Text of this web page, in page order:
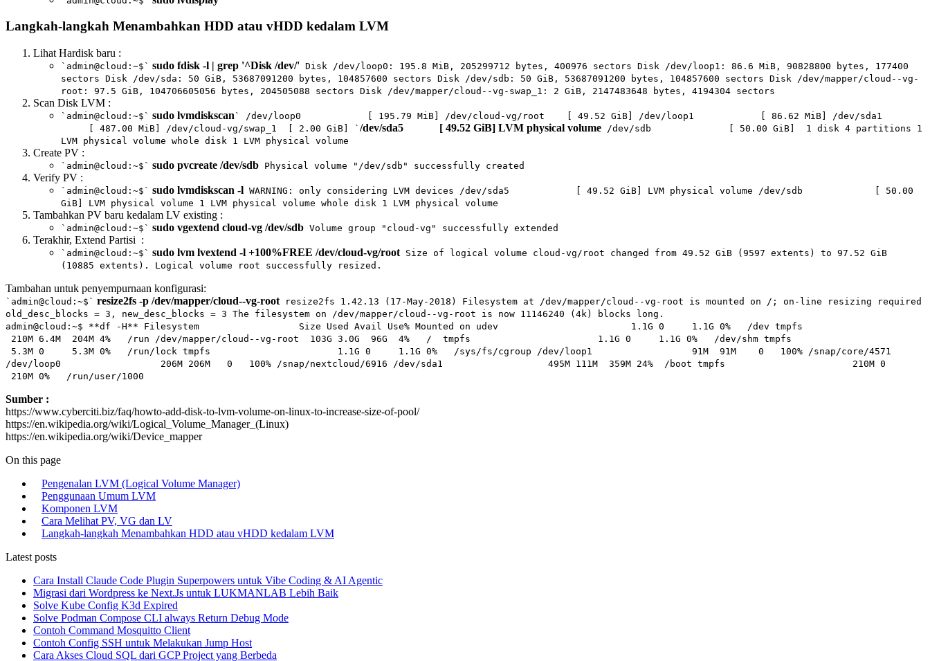
Langkah-langkah Menambahkan HDD atau vHDD kedalam LVM
Lihat Hardisk baru :
`admin@cloud:~$` sudo fdisk -l | grep '^Disk /dev/' Disk /dev/loop0: 195.8 MiB, 205299712 bytes, 400976 sectors Disk /dev/loop1: 86.6 MiB, 90828800 bytes, 177400
sectors Disk /dev/sda: 50 GiB, 53687091200 bytes, 104857600 sectors Disk /dev/sdb: 50 GiB, 53687091200 bytes, 104857600 sectors Disk /dev/mapper/cloud--vg-
root: 97.5 GiB, 104706605056 bytes, 204505088 sectors Disk /dev/mapper/cloud--vg-swap_1: 2 GiB, 2147483648 bytes, 4194304 sectors
Scan Disk LVM :
`admin@cloud:~$` sudo lvmdiskscan ` /dev/loop0 [ 195.79 MiB] /dev/cloud-vg/root [ 49.52 GiB] /dev/loop1 [ 86.62 MiB] /dev/sda1
[ 487.00 MiB] /dev/cloud-vg/swap_1 [ 2.00 GiB] ` /dev/sda5 [ 49.52 GiB] LVM physical volume /dev/sdb [ 50.00 GiB] 1 disk 4 partitions 1
LVM physical volume whole disk 1 LVM physical volume
Create PV :
`admin@cloud:~$` sudo pvcreate /dev/sdb Physical volume "/dev/sdb" successfully created
Verify PV :
`admin@cloud:~$` sudo lvmdiskscan -l WARNING: only considering LVM devices /dev/sda5 [ 49.52 GiB] LVM physical volume /dev/sdb [ 50.00
GiB] LVM physical volume 1 LVM physical volume whole disk 1 LVM physical volume
Tambahkan PV baru kedalam LV existing :
`admin@cloud:~$` sudo vgextend cloud-vg /dev/sdb Volume group "cloud-vg" successfully extended
Terakhir, Extend Partisi :
`admin@cloud:~$` sudo lvm lvextend -l +100%FREE /dev/cloud-vg/rootSize of logical volume cloud-vg/root changed from 49.52 GiB (9597 extents) to 97.52 GiB
(10885 extents). Logical volume root successfully resized.
Tambahan untuk penyempurnaan konfigurasi:
`admin@cloud:~$` resize2fs -p /dev/mapper/cloud--vg-rootresize2fs 1.42.13 (17-May-2018) Filesystem at /dev/mapper/cloud--vg-root is mounted on /; on-line resizing required
old_desc_blocks = 3, new_desc_blocks = 3 The filesystem on /dev/mapper/cloud--vg-root is now 11146240 (4k) blocks long.
admin@cloud:~$ **df -H** Filesystem Size Used Avail Use% Mounted on udev 1.1G 0 1.1G 0% /dev tmpfs
210M 6.4M 204M 4% /run /dev/mapper/cloud--vg-root 103G 3.0G 96G 4% / tmpfs 1.1G 0 1.1G 0% /dev/shm tmpfs
5.3M 0 5.3M 0% /run/lock tmpfs 1.1G 0 1.1G 0% /sys/fs/cgroup /dev/loop1 91M 91M 0 100% /snap/core/4571
/dev/loop0 206M 206M 0 100% /snap/nextcloud/6916 /dev/sda1 495M 111M 359M 24% /boot tmpfs 210M 0
210M 0% /run/user/1000
Sumber :
https://www.cyberciti.biz/faq/howto-add-disk-to-lvm-volume-on-linux-to-increase-size-of-pool/
https://en.wikipedia.org/wiki/Logical_Volume_Manager_(Linux)
https://en.wikipedia.org/wiki/Device_mapper
On this page
Pengenalan LVM (Logical Volume Manager)
Penggunaan Umum LVM
Komponen LVM
Cara Melihat PV, VG dan LV
Langkah-langkah Menambahkan HDD atau vHDD kedalam LVM
Latest posts
Cara Install Claude Code Plugin Superpowers untuk Vibe Coding & AI Agentic
Migrasi dari Wordpress ke Next.Js untuk LUKMANLAB Lebih Baik
Solve Kube Config K3d Expired
Solve Podman Compose CLI always Return Debug Mode
Contoh Command Mosquitto Client
Contoh Config SSH untuk Melakukan Jump Host
Cara Akses Cloud SQL dari GCP Project yang Berbeda